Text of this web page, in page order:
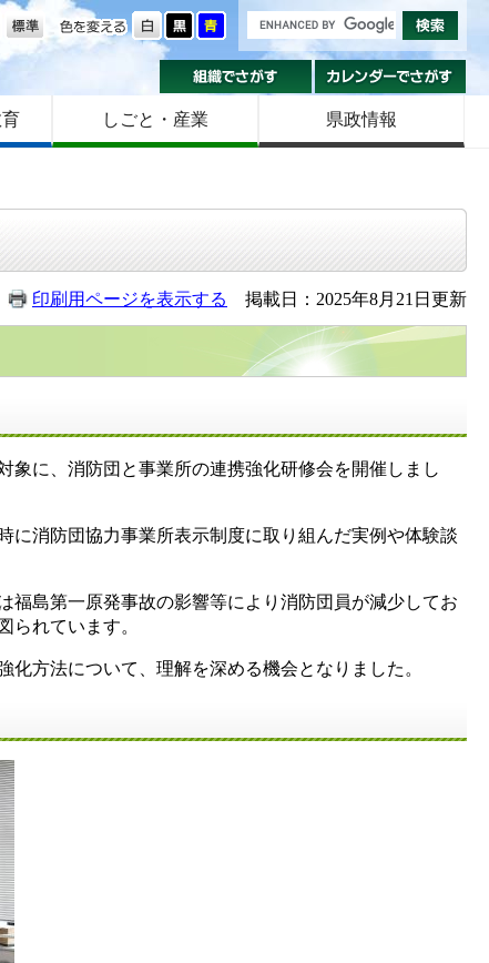
色を変える
きさ
組織でさがす
しごと・産業 県政情報
印刷用ページを表示する 掲載日：2025年8月21日更新
に、消防団と事業所の連携強化研修会を開催しまし
消防団協力事業所表示制度に取り組んだ実例や体験談
福島第一原発事故の影響等により消防団員が減少してお
られています。
方法について、理解を深める機会となりました。